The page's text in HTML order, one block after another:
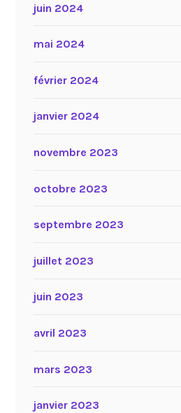
juin 2024
mai 2024
février 2024
janvier 2024
novembre 2023
octobre 2023
septembre 2023
juillet 2023
juin 2023
avril 2023
mars 2023
janvier 2023